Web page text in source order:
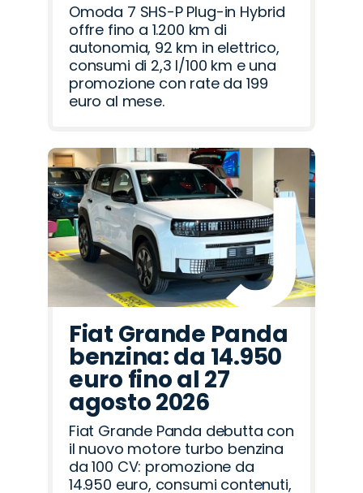
Omoda 7 SHS-P Plug-in Hybrid
offre fino a 1.200 km di
autonomia, 92 km in elettrico,
consumi di 2,3 l/100 km e una
promozione con rate da 199
euro al mese.
Fiat Grande Panda
benzina: da 14.950
euro fino al 27
agosto 2026
Fiat Grande Panda debutta con
il nuovo motore turbo benzina
da 100 CV: promozione da
14.950 euro, consumi contenuti,